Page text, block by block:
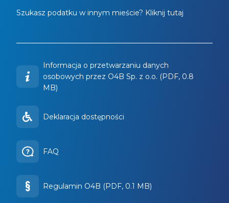
Szukasz podatku w innym mieście? Kliknij tutaj
Informacja o przetwarzaniu danych
osobowych przez O4B Sp. z o.o. (PDF, 0.8
MB)
Deklaracja dostępności
FAQ
Regulamin O4B (PDF, 0.1 MB)